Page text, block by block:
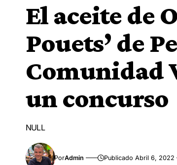
El aceite de
Pouets’ de
Comunidad
un concurso
NULL
PorAdmin Publicado Abril 6, 2022